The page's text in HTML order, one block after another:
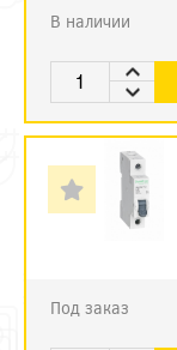
В наличии
Под заказ